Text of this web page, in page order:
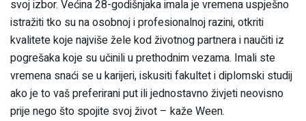
svoj izbor. Većina 28-godišnjaka imala je vremena uspješno
istražiti tko su na osobnoj i profesionalnoj razini, otkriti
kvalitete koje najviše žele kod životnog partnera i naučiti iz
pogrešaka koje su učinili u prethodnim vezama. Imali ste
vremena snaći se u karijeri, iskusiti fakultet i diplomski studij
ako je to vaš preferirani put ili jednostavno živjeti neovisno
prije nego što spojite svoj život – kaže Ween.